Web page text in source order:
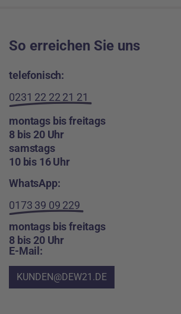
So erreichen Sie uns
telefonisch:
0231 22 22 21 21
montags bis freitags
8 bis 20 Uhr
samstags
10 bis 16 Uhr
WhatsApp:
0173 39 09 229
montags bis freitags
8 bis 20 Uhr
E-Mail:
KUNDEN@DEW21.DE